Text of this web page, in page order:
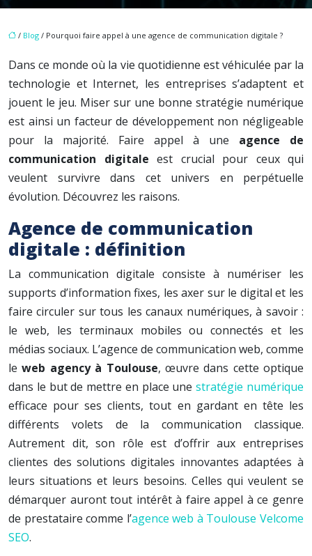
/ Blog / Pourquoi faire appel à une agence de communication digitale ?
Dans ce monde où la vie quotidienne est véhiculée par la
technologie et Internet, les entreprises s’adaptent et
jouent le jeu. Miser sur une bonne stratégie numérique
est ainsi un facteur de développement non négligeable
pour la majorité. Faire appel à une agence de
communication digitale est crucial pour ceux qui
veulent survivre dans cet univers en perpétuelle
évolution. Découvrez les raisons.
Agence de communication
digitale : définition
La communication digitale consiste à numériser les
supports d’information fixes, les axer sur le digital et les
faire circuler sur tous les canaux numériques, à savoir :
le web, les terminaux mobiles ou connectés et les
médias sociaux. L’agence de communication web, comme
leweb agency à Toulouse, œuvre dans cette optique
dans le but de mettre en place unestratégie numérique
efficace pour ses clients, tout en gardant en tête les
différents volets de la communication classique.
Autrement dit, son rôle est d’offrir aux entreprises
clientes des solutions digitales innovantes adaptées à
leurs situations et leurs besoins. Celles qui veulent se
démarquer auront tout intérêt à faire appel à ce genre
de prestataire comme l’agence web à Toulouse Velcome
SEO.